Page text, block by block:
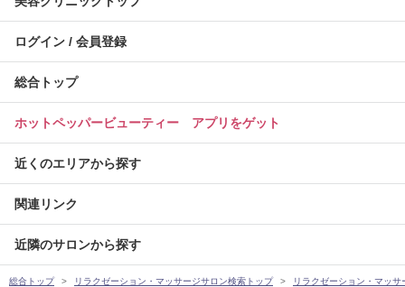
ログイン / 会員登録
総合トップ
ホットペッパービューティー アプリをゲット
近くのエリアから探す
関連リンク
近隣のサロンから探す
総合トップ リラクゼーション・マッサージサロン検索トップ リラクゼーション・マッ